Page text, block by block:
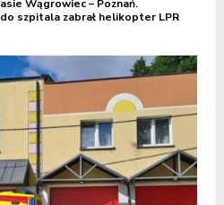
Wągrowiec – Poznań.
szpitala zabrał helikopter LPR